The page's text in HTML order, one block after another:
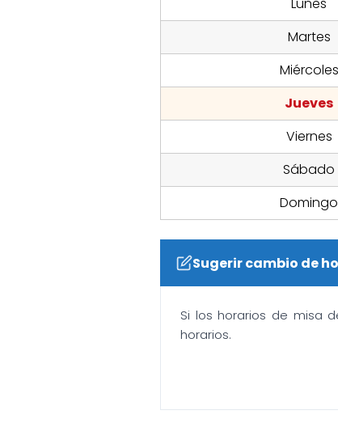
Lunes
Martes
Miércoles
Jueves
Viernes
Sábado
Domingo
Sugerir cambio de
Si los horarios de misa
horarios.